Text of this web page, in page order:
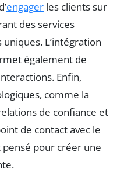
engager les clients sur
des services
L’intégration
également de
Enfin,
comme la
de confiance et
de contact avec le
pour créer une